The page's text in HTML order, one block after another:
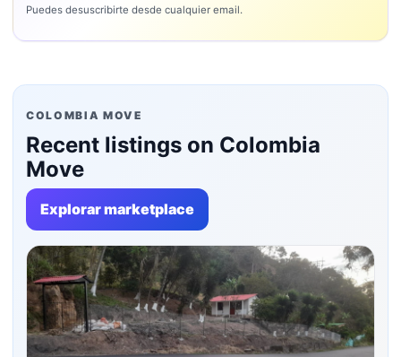
Puedes desuscribirte desde cualquier email.
COLOMBIA MOVE
Recent listings on Colombia
Move
Explorar marketplace